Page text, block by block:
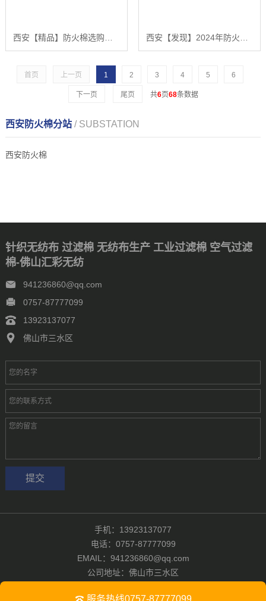
服务热线0757-87777099
首页 上一页 1 2 3 4 5 6
下一页 尾页 共6页68条数据
西安防火棉分站 / SUBSTATION
西安防火棉
针织无纺布 过滤棉 无纺布生产 工业过滤棉 空气过滤
棉-佛山汇彩无纺
941236860@qq.com
0757-87777099
13923137077
佛山市三水区
手机：13923137077
电话：0757-87777099
EMAIL：941236860@qq.com
公司地址：佛山市三水区